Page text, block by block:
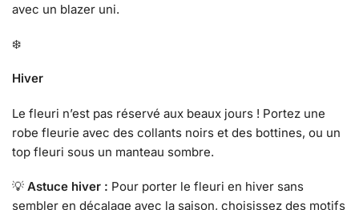
avec un blazer uni.
❄️
Hiver
Le fleuri n’est pas réservé aux beaux jours ! Portez une
robe fleurie avec des collants noirs et des bottines, ou un
top fleuri sous un manteau sombre.
💡 Astuce hiver : Pour porter le fleuri en hiver sans
sembler en décalage avec la saison, choisissez des motifs